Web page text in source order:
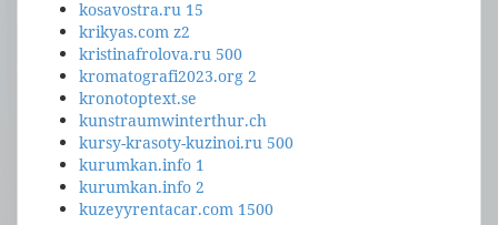
kosavostra.ru 15
krikyas.com z2
kristinafrolova.ru 500
kromatografi2023.org 2
kronotoptext.se
kunstraumwinterthur.ch
kursy-krasoty-kuzinoi.ru 500
kurumkan.info 1
kurumkan.info 2
kuzeyyrentacar.com 1500